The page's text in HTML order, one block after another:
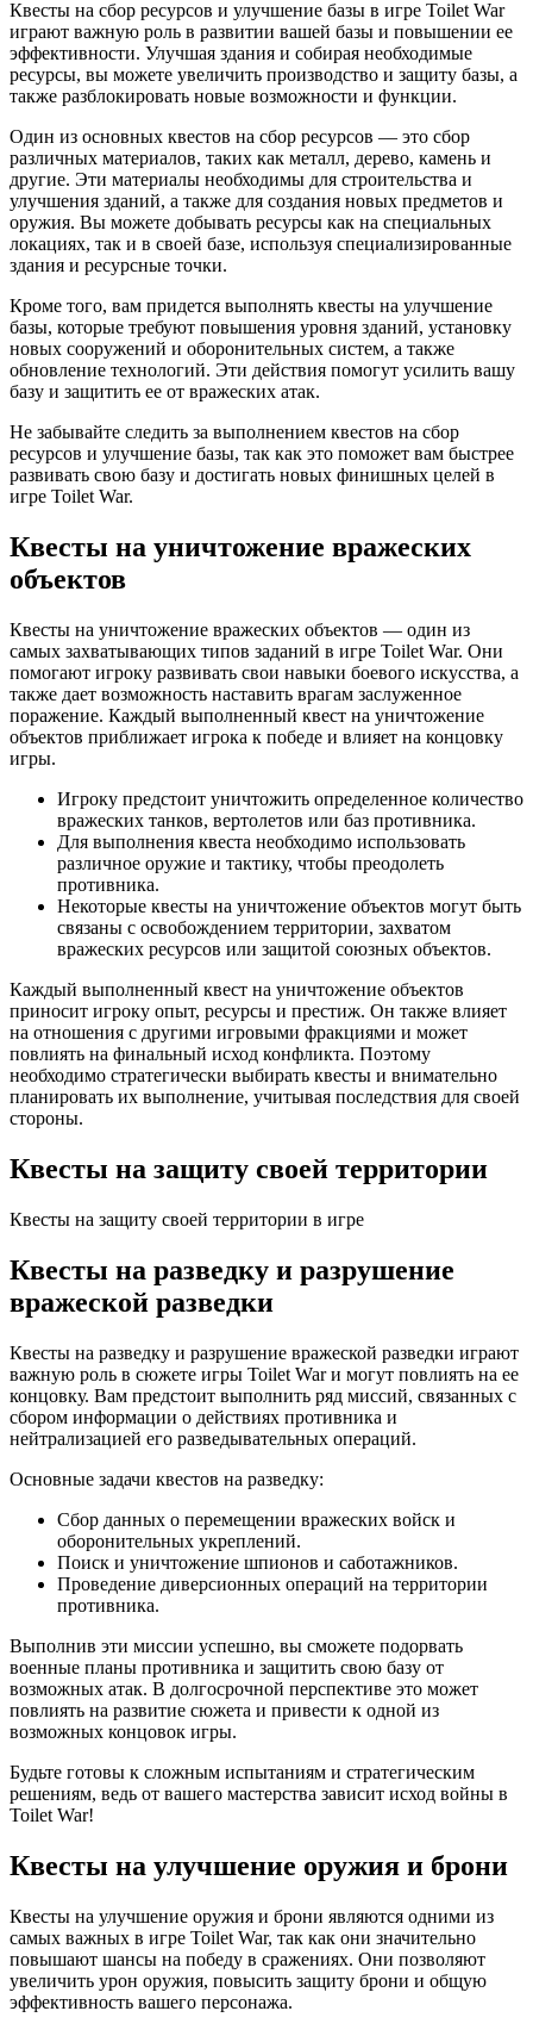
Квесты на сбор ресурсов и улучшение базы в игре Toilet War
играют важную роль в развитии вашей базы и повышении ее
эффективности. Улучшая здания и собирая необходимые
ресурсы, вы можете увеличить производство и защиту базы, а
также разблокировать новые возможности и функции.
Один из основных квестов на сбор ресурсов — это сбор
различных материалов, таких как металл, дерево, камень и
другие. Эти материалы необходимы для строительства и
улучшения зданий, а также для создания новых предметов и
оружия. Вы можете добывать ресурсы как на специальных
локациях, так и в своей базе, используя специализированные
здания и ресурсные точки.
Кроме того, вам придется выполнять квесты на улучшение
базы, которые требуют повышения уровня зданий, установку
новых сооружений и оборонительных систем, а также
обновление технологий. Эти действия помогут усилить вашу
базу и защитить ее от вражеских атак.
Не забывайте следить за выполнением квестов на сбор
ресурсов и улучшение базы, так как это поможет вам быстрее
развивать свою базу и достигать новых финишных целей в
игре Toilet War.
Квесты на уничтожение вражеских
объектов
Квесты на уничтожение вражеских объектов — один из
самых захватывающих типов заданий в игре Toilet War. Они
помогают игроку развивать свои навыки боевого искусства, а
также дает возможность наставить врагам заслуженное
поражение. Каждый выполненный квест на уничтожение
объектов приближает игрока к победе и влияет на концовку
игры.
Игроку предстоит уничтожить определенное количество
вражеских танков, вертолетов или баз противника.
Для выполнения квеста необходимо использовать
различное оружие и тактику, чтобы преодолеть
противника.
Некоторые квесты на уничтожение объектов могут быть
связаны с освобождением территории, захватом
вражеских ресурсов или защитой союзных объектов.
Каждый выполненный квест на уничтожение объектов
приносит игроку опыт, ресурсы и престиж. Он также влияет
на отношения с другими игровыми фракциями и может
повлиять на финальный исход конфликта. Поэтому
необходимо стратегически выбирать квесты и внимательно
планировать их выполнение, учитывая последствия для своей
стороны.
Квесты на защиту своей территории
Квесты на защиту своей территории в игре
Квесты на разведку и разрушение
вражеской разведки
Квесты на разведку и разрушение вражеской разведки играют
важную роль в сюжете игры Toilet War и могут повлиять на ее
концовку. Вам предстоит выполнить ряд миссий, связанных с
сбором информации о действиях противника и
нейтрализацией его разведывательных операций.
Основные задачи квестов на разведку:
Сбор данных о перемещении вражеских войск и
оборонительных укреплений.
Поиск и уничтожение шпионов и саботажников.
Проведение диверсионных операций на территории
противника.
Выполнив эти миссии успешно, вы сможете подорвать
военные планы противника и защитить свою базу от
возможных атак. В долгосрочной перспективе это может
повлиять на развитие сюжета и привести к одной из
возможных концовок игры.
Будьте готовы к сложным испытаниям и стратегическим
решениям, ведь от вашего мастерства зависит исход войны в
Toilet War!
Квесты на улучшение оружия и брони
Квесты на улучшение оружия и брони являются одними из
самых важных в игре Toilet War, так как они значительно
повышают шансы на победу в сражениях. Они позволяют
увеличить урон оружия, повысить защиту брони и общую
эффективность вашего персонажа.